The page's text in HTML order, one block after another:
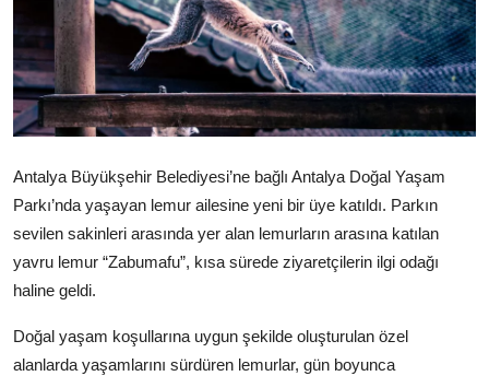
TBMM Haberleri
Belediye
Sağlık
Asayiş
Köşe Yazısı
Galeri
Antalya Büyükşehir Belediyesi’ne bağlı Antalya Doğal Yaşam
Parkı’nda yaşayan lemur ailesine yeni bir üye katıldı. Parkın
sevilen sakinleri arasında yer alan lemurların arasına katılan
yavru lemur “Zabumafu”, kısa sürede ziyaretçilerin ilgi odağı
haline geldi.
Doğal yaşam koşullarına uygun şekilde oluşturulan özel
alanlarda yaşamlarını sürdüren lemurlar, gün boyunca